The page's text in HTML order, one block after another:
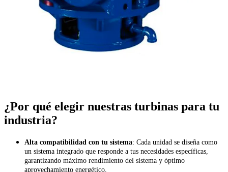
¿Por qué elegir nuestras turbinas para tu
industria?
Alta compatibilidad con tu sistema: Cada unidad se diseña como
un sistema integrado que responde a tus necesidades específicas,
garantizando máximo rendimiento del sistema y óptimo
aprovechamiento energético.